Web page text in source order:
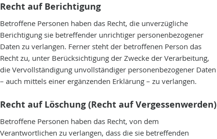
Recht auf Berichtigung
Betroffene Personen haben das Recht, die unverzügliche
Berichtigung sie betreffender unrichtiger personenbezogener
Daten zu verlangen. Ferner steht der betroffenen Person das
Recht zu, unter Berücksichtigung der Zwecke der Verarbeitung,
die Vervollständigung unvollständiger personenbezogener Daten
– auch mittels einer ergänzenden Erklärung – zu verlangen.
Recht auf Löschung (Recht auf Vergessenwerden)
Betroffene Personen haben das Recht, von dem
Verantwortlichen zu verlangen, dass die sie betreffenden